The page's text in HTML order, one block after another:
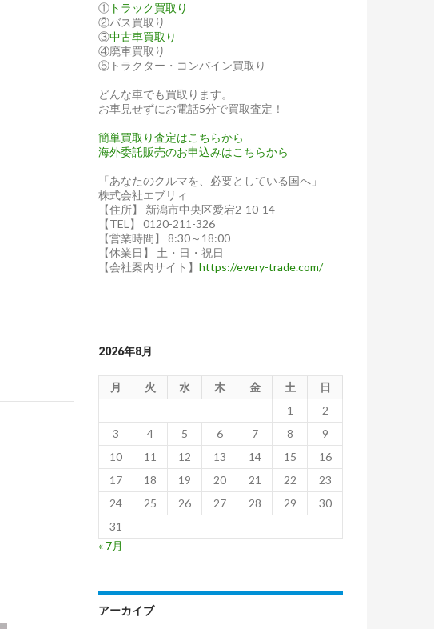
① トラック買取り
②バス買取り
③中古車買取り
④廃車買取り
⑤トラクター・コンバイン買取り
どんな車でも買取ります。
お車見せずにお電話5分で買取査定！
簡単買取り査定はこちらから
海外委託販売のお申込みはこちらから
「あなたのクルマを、必要としている国へ」
株式会社エブリィ
【住所】 新潟市中央区愛宕2-10-14
【TEL】 0120-211-326
【営業時間】 8:30～18:00
【休業日】 土・日・祝日
【会社案内サイト】 https://every-trade.com/
2026年8月
月 火 水 木 金 土
日
1
2
3
4 5 6 7 8
9
10
11 12 13 14 15
16
17
18 19 20 21 22
23
24
25 26 27 28 29
30
31
« 7月
アーカイブ